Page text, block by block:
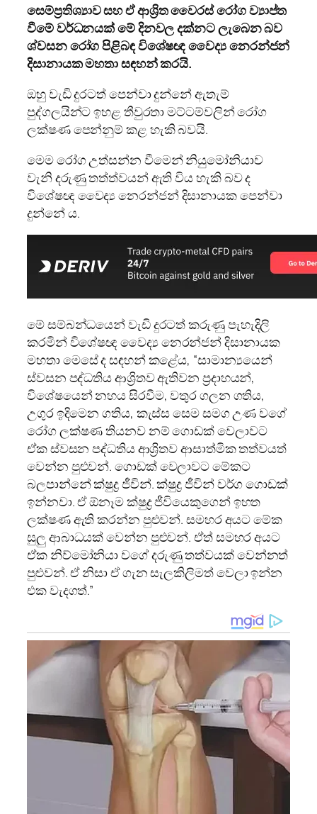
සෙම්ප්‍රතිශ්‍යාව සහ ඒ ආශ්‍රිත වෛරස් රෝග ව්‍යාප්ත
වීමේ වර්ධනයක් මේ දිනවල දක්නට ලැබෙන බව
ශ්වසන රෝග පිළිබඳ විශේෂඥ වෛද්‍ය නෙරන්ජන්
දිසානායක මහතා සඳහන් කරයි.
ඔහු වැඩි දුරටත් පෙන්වා දුන්නේ ඇතැම්
පුද්ගලයින්ට ඉහළ තීවුරතා මට්ටම්වලින් රෝග
ලක්ෂණ පෙන්නුම් කළ හැකි බවයි.
මෙම රෝග උත්සන්න වීමෙන් නියුමෝනියාව
වැනි දරුණු තත්ත්වයන් ඇති විය හැකි බව ද
විශේෂඥ වෛද්‍ය නෙරන්ජන් දිසානායක පෙන්වා
දුන්නේ ය.
මේ සම්බන්ධයෙන් වැඩි දුරටත් කරුණු පැහැදිලි
කරමින් විශේෂඥ වෛද්‍ය නෙරන්ජන් දිසානායක
මහතා මෙසේ ද සඳහන් කළේය, “සාමාන්‍යයෙන්
ස්වසන පද්ධතිය ආශ්‍රිතව ඇතිවන ප්‍රදාහයන්,
විශේෂයෙන් නහය සිරවීම, වතුර ගලන ගතිය,
උගුර ඉදිමෙන ගතිය, කැස්ස සෙම සමග උණ වගේ
රෝග ලක්ෂණ තියනව නම් ගොඩක් වෙලාවට
ඒක ස්වසන පද්ධතිය ආශ්‍රිතව ආසාත්මික තත්වයත්
වෙන්න පුළුවන්. ගොඩක් වෙලාවට මේකට
බලපාන්නේ ක්ෂුද්‍ර ජීවින්. ක්ෂුද්‍ර ජීවින් වර්ග ගොඩක්
ඉන්නවා. ඒ ඕනෑම ක්ෂුද්‍ර ජීවියෙකුගෙන් ඉහත
ලක්ෂණ ඇති කරන්න පුළුවන්. සමහර අයට මේක
සුලු ආබාධයක් වෙන්න පුළුවන්. ඒත් සමහර අයට
ඒක නිව්මෝනියා වගේ දරුණු තත්වයක් වෙන්නත්
පුළුවන්. ඒ නිසා ඒ ගැන සැලකිලිමත් වෙලා ඉන්න
එක වැදගත්.”